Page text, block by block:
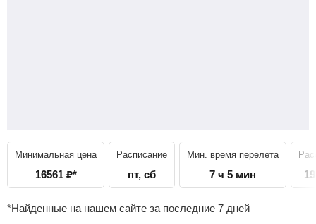
Минимальная цена
16561 ₽*
Расписание
пт, сб
Мин. время перелета
7 ч 5 мин
*Найденные на нашем сайте за последние 7 дней